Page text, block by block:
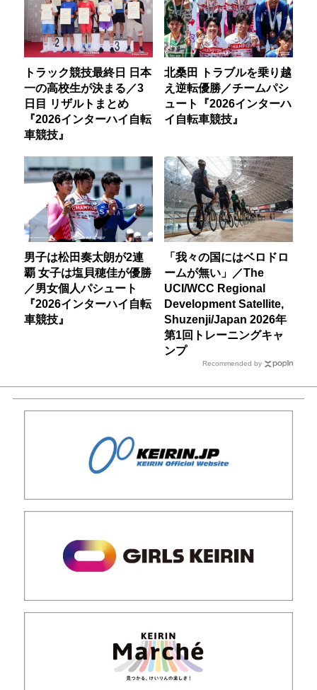
トラック競技最終日 日本
一の高校生が決まる／3
日目 リザルトまとめ
『2026インターハイ自転
車競技』
北桑田 トラブルを乗り越
え逆転優勝／チームパシ
ュート『2026インターハ
イ自転車競技』
男子は松田奏太朗が2連
覇 女子は塩貝穂佳が優勝
／男女個人パシュート
『2026インターハイ自転
車競技』
「我々の国にはベロドロ
ームが無い」／The
UCI/WCC Regional
Development Satellite,
Shuzenji/Japan 2026年
第1回トレーニングキャ
ンプ
Recommended by